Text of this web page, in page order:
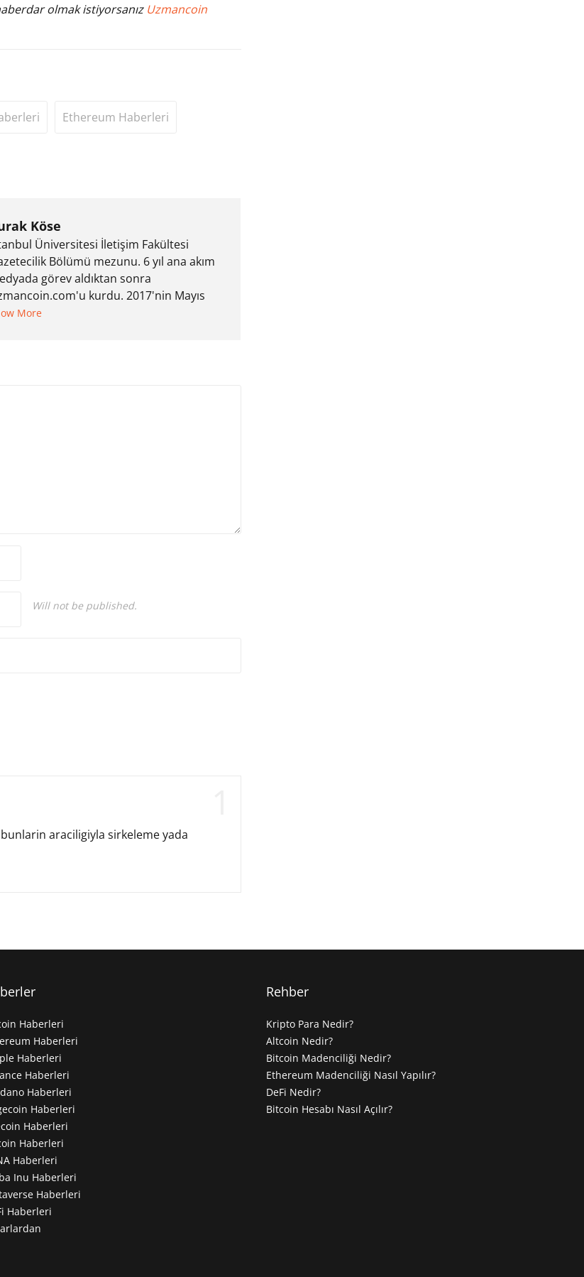
olmak istiyorsanız Uzmancoin
Ethereum Haberleri
Köse
Üniversitesi İletişim Fakültesi
Bölümü mezunu. 6 yıl ana akım
görev aldıktan sonra
kurdu. 2017'nin Mayıs
bu yana bilfiil kripto para
More
Will not be published.
araciligiyla sirkeleme yada
Haberleri
Haberleri
Haberleri
Haberleri
Haberleri
Haberleri
Haberleri
Haberleri
Haberleri
Inu Haberleri
Haberleri
Haberleri
Rehber
Kripto Para Nedir?
Altcoin Nedir?
Bitcoin Madenciliği Nedir?
Ethereum Madenciliği Nasıl Yapılır?
DeFi Nedir?
Bitcoin Hesabı Nasıl Açılır?